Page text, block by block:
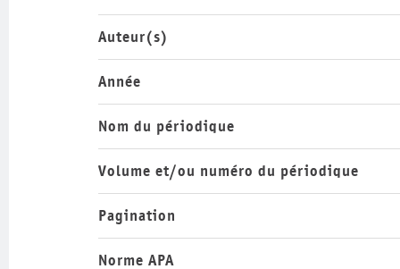
Auteur(s)
Année
Nom du périodique
Volume et/ou numéro du périodique
Pagination
Norme APA